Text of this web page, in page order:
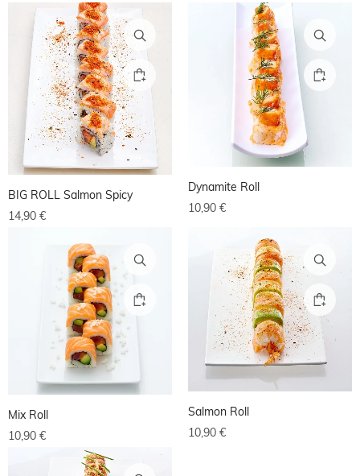
BIG ROLL Salmon Spicy
14,90 €
Dynamite Roll
10,90 €
Mix Roll
10,90 €
Salmon Roll
10,90 €